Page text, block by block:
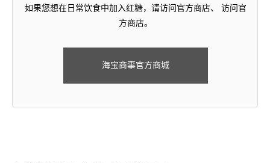
如果您想在日常饮食中加入红糖，请访问官方商店、 访问官
方商店。
海宝商事官方商城